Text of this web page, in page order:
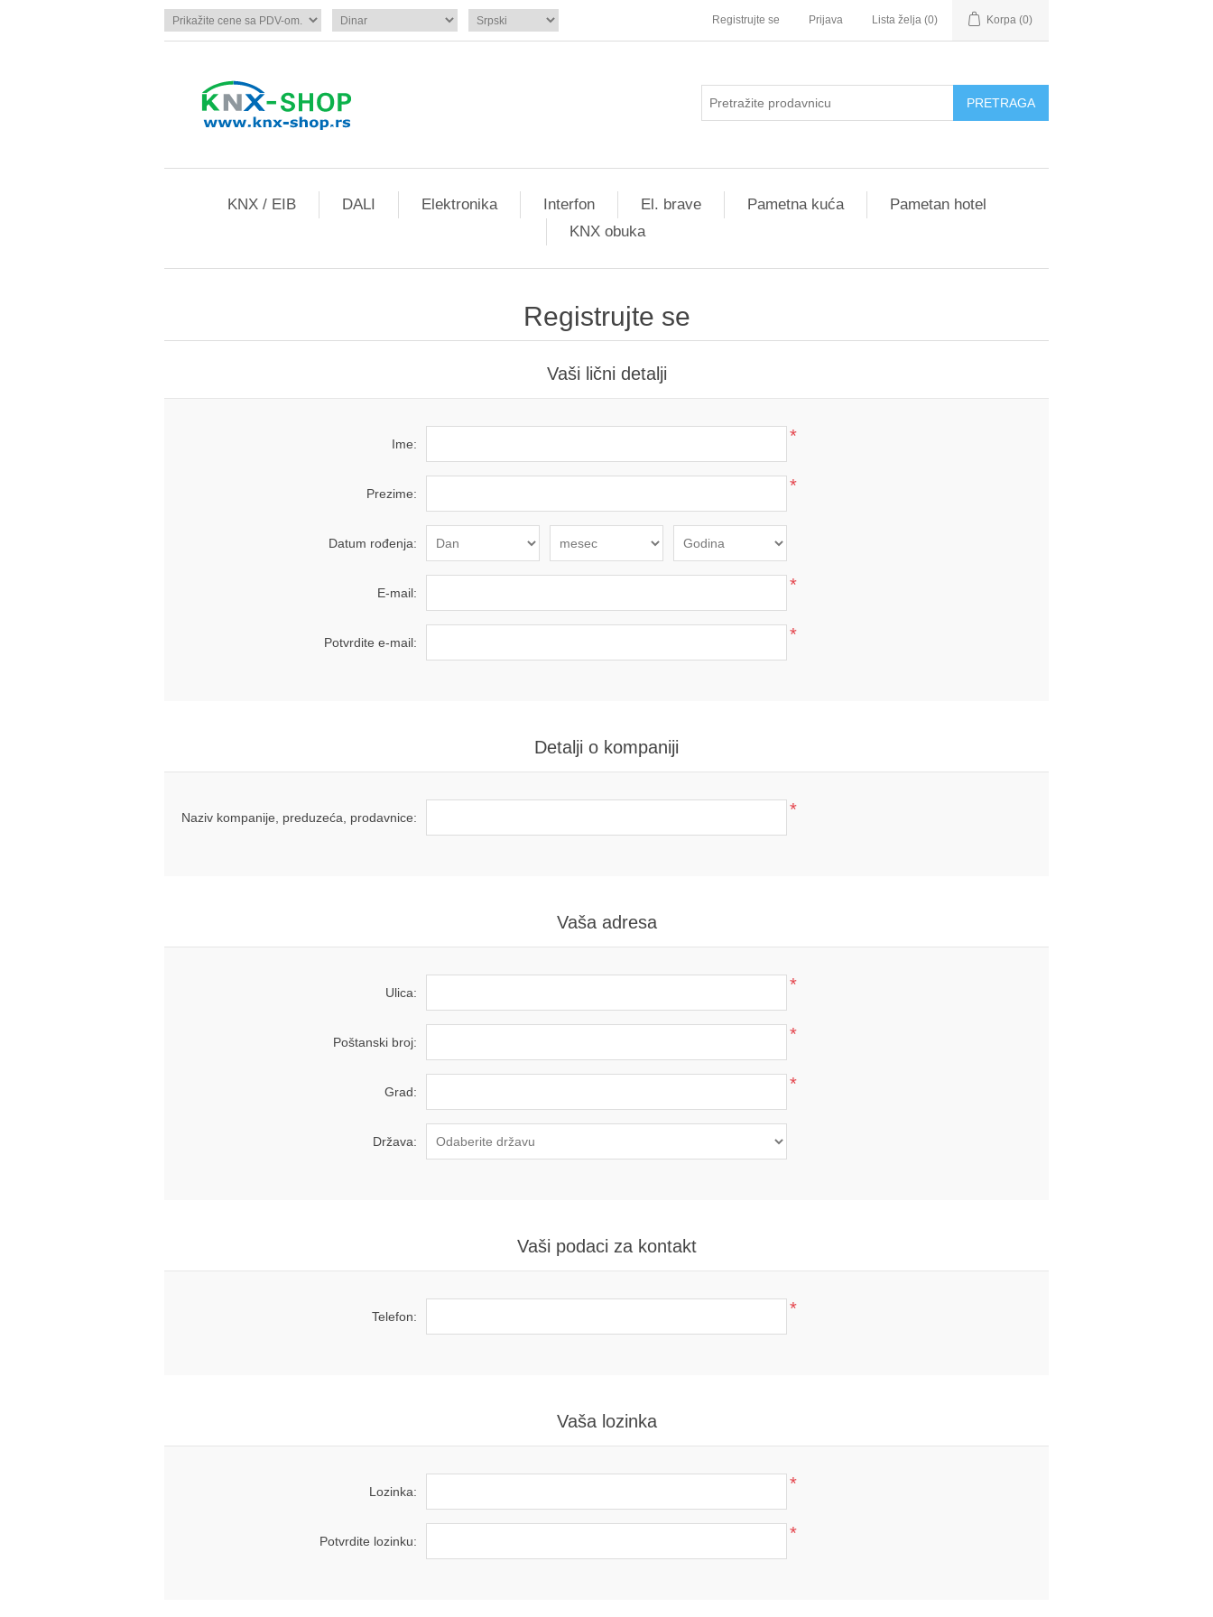
Registrujte se Prijava Lista želja (0) Korpa (0)
KNX / EIB DALI Elektronika Interfon El. brave Pametna kuća
Pametan hotel
KNX obuka
Registrujte se
Vaši lični detalji
Ime: *
Prezime: *
Datum rođenja:
E-mail: *
Potvrdite e-mail: *
Detalji o kompaniji
Naziv kompanije, preduzeća, prodavnice: *
Vaša adresa
Ulica: *
Poštanski broj: *
Grad: *
Država:
Vaši podaci za kontakt
Telefon: *
Vaša lozinka
Lozinka: *
Potvrdite lozinku: *